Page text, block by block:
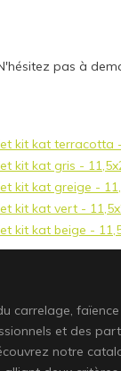
pas à
carrelage,
et des
notre